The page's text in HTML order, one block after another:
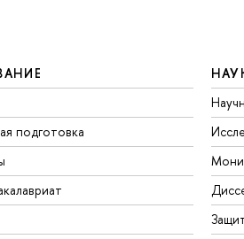
подготовка